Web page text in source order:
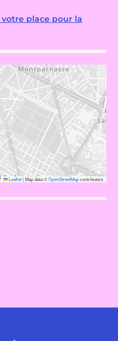
place pour la
Leaflet|Map data ©OpenStreetMapcontributors